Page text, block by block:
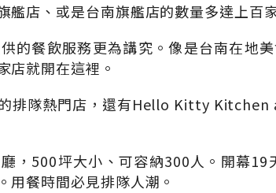
艦店、或是台南旗艦店的數量多達上百
的餐飲服務更為講究。像是台南在地
店就開在這裡。
排隊熱門店，還有Hello Kitty
，500坪大小、可容納300人。開幕19
用餐時間必見排隊人潮。